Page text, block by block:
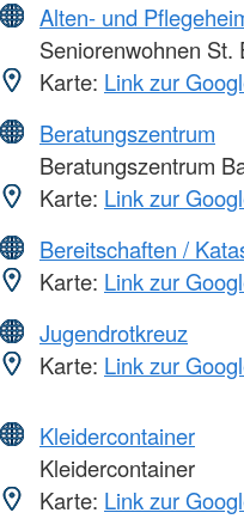
Alten- und
Seniorenwohnen St.
Karte: Link zur
Beratungszentrum
Beratungszentrum
Karte: Link zur
Bereitschaften /
Karte: Link zur
Jugendrotkreuz
Karte: Link zur
Kleidercontainer
Kleidercontainer
Karte: Link zur